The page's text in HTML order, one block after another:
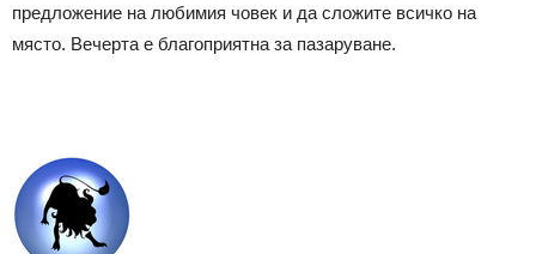
предложение на любимия човек и да сложите всичко на
място. Вечерта е благоприятна за пазаруване.